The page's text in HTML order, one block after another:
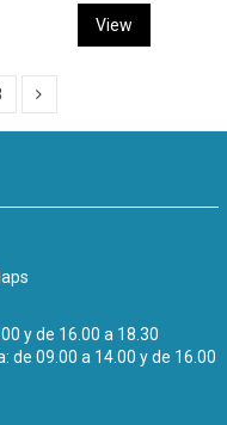
View
y de 16.00 a 18.30
de 09.00 a 14.00 y de 16.00